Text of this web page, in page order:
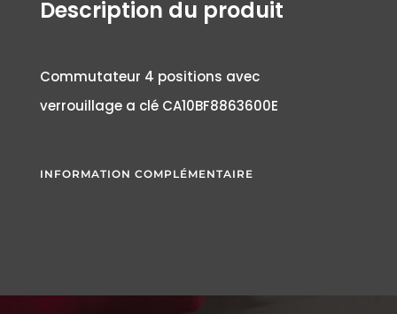
Description du produit
Commutateur 4 positions avec
verrouillage a clé CA10BF8863600E
INFORMATION COMPLÉMENTAIRE